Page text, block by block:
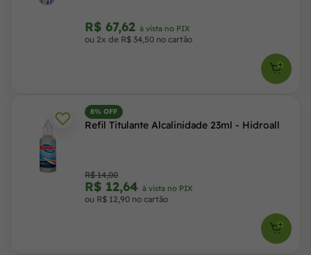
R$ 67,62 à vista no PIX
ou 2x de R$ 34,50 no cartão
8% OFF
Refil Titulante Alcalinidade 23ml - Hidroall
R$ 14,00
R$ 12,64 à vista no PIX
ou R$ 12,90 no cartão